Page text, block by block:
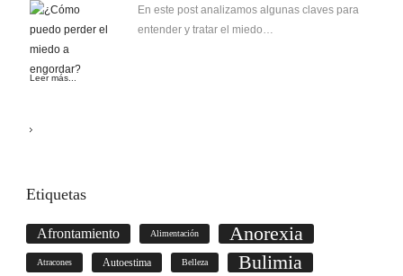
En este post analizamos algunas claves para
entender y tratar el miedo…
Leer más...
Etiquetas
Afrontamiento Alimentación Anorexia
Atracones Autoestima Belleza Bulimia